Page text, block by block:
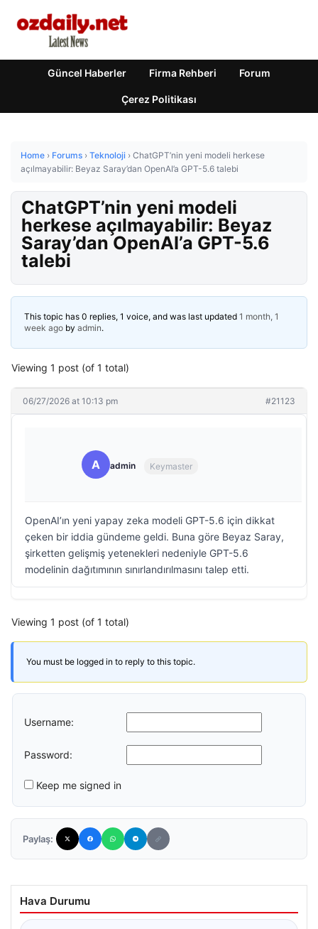
Güncel Haberler Firma Rehberi Forum
Çerez Politikası
Home › Forums › Teknoloji › ChatGPT’nin yeni modeli herkese
açılmayabilir: Beyaz Saray’dan OpenAI’a GPT-5.6 talebi
ChatGPT’nin yeni modeli
herkese açılmayabilir: Beyaz
Saray’dan OpenAI’a GPT-5.6
talebi
This topic has 0 replies, 1 voice, and was last updated 1 month, 1
week ago by admin.
Viewing 1 post (of 1 total)
06/27/2026 at 10:13 pm #21123
A admin Keymaster
OpenAI’ın yeni yapay zeka modeli GPT-5.6 için dikkat
çeken bir iddia gündeme geldi. Buna göre Beyaz Saray,
şirketten gelişmiş yetenekleri nedeniyle GPT-5.6
modelinin dağıtımının sınırlandırılmasını talep etti.
Viewing 1 post (of 1 total)
You must be logged in to reply to this topic.
Username:
Password:
Keep me signed in
Paylaş:
Hava Durumu